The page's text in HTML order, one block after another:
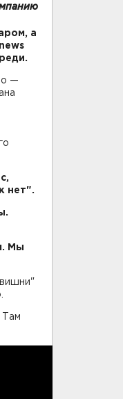
а
—
нет".
Мы
Там